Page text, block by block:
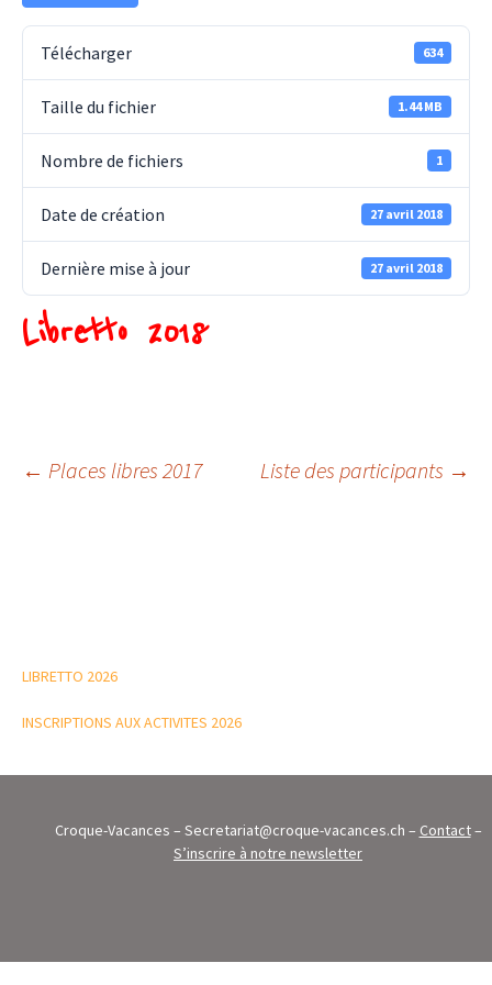
Télécharger 634
Taille du fichier 1.44 MB
Nombre de fichiers 1
Date de création 27 avril 2018
Dernière mise à jour 27 avril 2018
Libretto 2018
Navigation
← Places libres 2017 Liste des participants →
LIBRETTO 2026
INSCRIPTIONS AUX ACTIVITES 2026
Croque-Vacances – Secretariat@croque-vacances.ch – Contact–
S’inscrire à notre newsletter